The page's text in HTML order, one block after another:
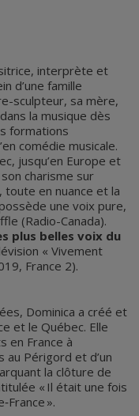
interprète et
d’une famille
sculpteur, sa mère,
la musique dès
formations
comédie musicale.
jusqu’en Europe et
charisme sur
toute en nuance et la
une voix pure,
(Radio-Canada).
plus belles voix du
« Vivement
France 2).
Dominica a créé et
et le Québec. Elle
en France à
au Périgord et d’un
la clôture de
« Il était une fois
».